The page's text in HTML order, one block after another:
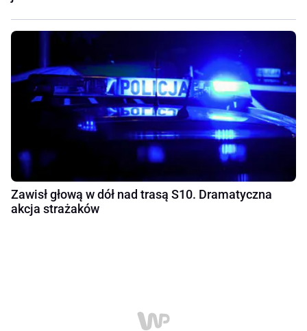
Zawisł głową w dół nad trasą S10. Dramatyczna
akcja strażaków